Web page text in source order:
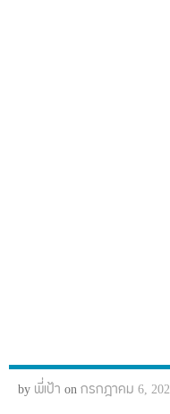
byพี่เป้าonกรกฎาคม 6,